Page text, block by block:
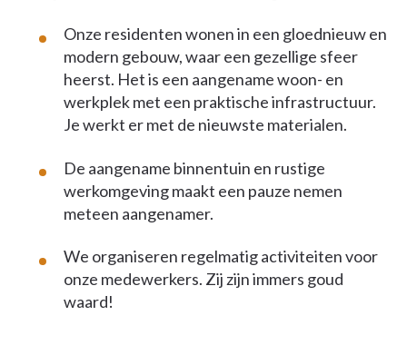
Onze residenten wonen in een gloednieuw en
modern gebouw, waar een gezellige sfeer
heerst. Het is een aangename woon- en
werkplek met een praktische infrastructuur.
Je werkt er met de nieuwste materialen.
De aangename binnentuin en rustige
werkomgeving maakt een pauze nemen
meteen aangenamer.
We organiseren regelmatig activiteiten voor
onze medewerkers. Zij zijn immers goud
waard!